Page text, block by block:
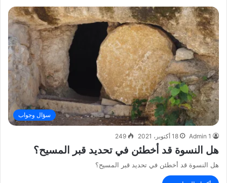
سؤال وجواب
Admin 1 18 أكتوبر، 2021 249
هل النسوة قد أخطئن في تحديد قبر المسيح؟
هل النسوة قد أخطئن في تحديد قبر المسيح؟